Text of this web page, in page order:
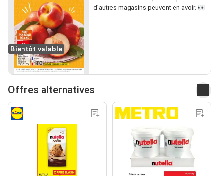
Bientôt valable
d’autres magasins peuvent en avoir. 👀
Offres alternatives